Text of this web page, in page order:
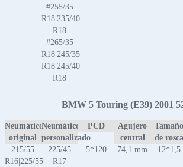
#255/35
R18|235/40
R18
#265/35
R18|245/35
R18|245/40
R18
BMW 5 Touring (E39) 2001
Neumático
original
Neumático
personalizado
PCD
Agujero
central
Tamaño
de rosca
215/55
R16|225/55
225/45
R17
5*120 74,1 mm 12*1,5